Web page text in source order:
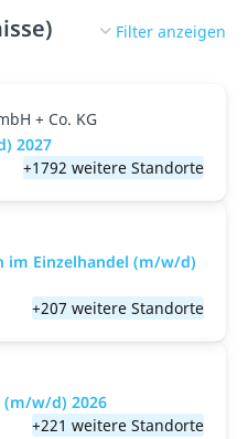
Filter anzeigen
+ Co. KG
2027
+1792 weitere Standorte
im Einzelhandel (m/w/d)
+207 weitere Standorte
(m/w/d) 2026
+221 weitere Standorte